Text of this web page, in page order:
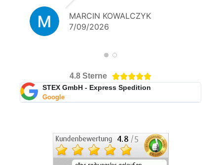
MARCIN KOWALCZYK
7/09/2026
4.8 Sterne 
STEX GmbH - Express Spedition
Google